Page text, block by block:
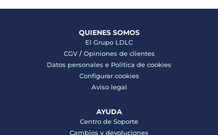
QUIENES SOMOS
El Grupo LDLC
CGV/ Opiniones de clientes
Datos personales e Politica de cookies
Configurar cookies
Aviso legal
AYUDA
Centro de Soporte
Cambios y devoluciones